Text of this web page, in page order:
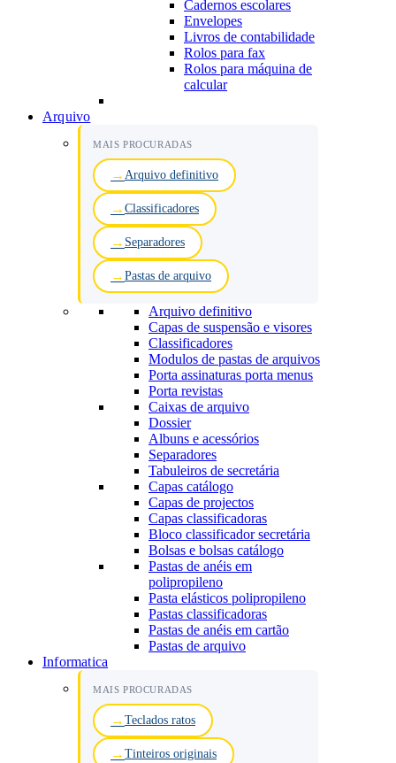
Cadernos escolares
Envelopes
Livros de contabilidade
Rolos para fax
Rolos para máquina de
calcular
Arquivo
MAIS PROCURADAS
Arquivo definitivo
Classificadores
Separadores
Pastas de arquivo
Arquivo definitivo
Capas de suspensão e visores
Classificadores
Modulos de pastas de arquivos
Porta assinaturas porta menus
Porta revistas
Caixas de arquivo
Dossier
Albuns e acessórios
Separadores
Tabuleiros de secretária
Capas catálogo
Capas de projectos
Capas classificadoras
Bloco classificador secretária
Bolsas e bolsas catálogo
Pastas de anéis em
polipropileno
Pasta elásticos polipropileno
Pastas classificadoras
Pastas de anéis em cartão
Pastas de arquivo
Informatica
MAIS PROCURADAS
Teclados ratos
Tinteiros originais